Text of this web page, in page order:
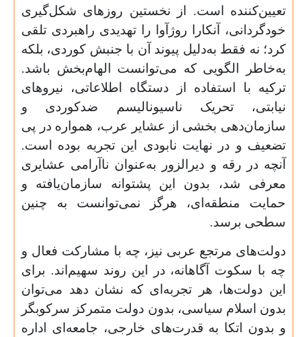
تعیین‌کننده است. از نخستین روزهای شکل‌گیری
خودگردانی، آنکارا روژآوا را تهدیدی راهبردی تلقی
کرد؛ نه فقط به‌دلیل پیوند آن با جنبش کوردی، بلکه
به‌خاطر الگویی که می‌توانست الهام‌بخش باشد.
ترکیه با استفاده از دستگاه اطلاعاتی، نیروهای
نیابتی، تحریک ناسیونالیسم ضدکوردی و
سازمان‌دهی بخشی از عشایر عرب، همواره در پی
تضعیف و در نهایت نابودی این تجربه بوده است.
آنچه در رقه و دیرالزور به‌عنوان ناآرامی عشایری
معرفی شد، بدون این پشتوانه سازمان‌یافته و
حمایت منطقه‌ای، هرگز نمی‌توانست به چنین
سطحی برسد.
دولت‌های مرتجع عربی نیز، چه با مشارکت فعال و
چه با سکوت آگاهانه، در این روند سهیم‌اند. برای
این دولت‌ها، هر تجربه‌ای که نشان دهد می‌توان
بدون اسلام سیاسی، بدون دولت متمرکز سرکوبگر
و بدون اتکا به قدرت‌های خارجی، جامعه‌ای اداره